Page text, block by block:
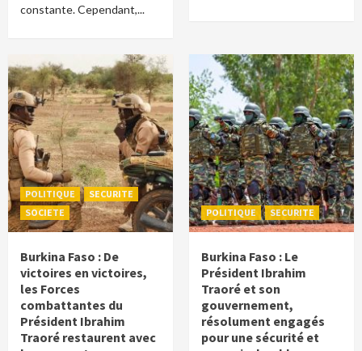
constante. Cependant,...
POLITIQUE
SECURITE
SOCIETE
Burkina Faso : De
victoires en victoires,
les Forces
combattantes du
Président Ibrahim
Traoré restaurent avec
POLITIQUE SECURITE
Burkina Faso : Le
Président Ibrahim
Traoré et son
gouvernement,
résolument engagés
pour une sécurité et